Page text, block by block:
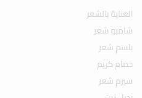
العناية بالشعر
شامبو شعر
بلسم شعر
حمام كريم
سيرم شعر